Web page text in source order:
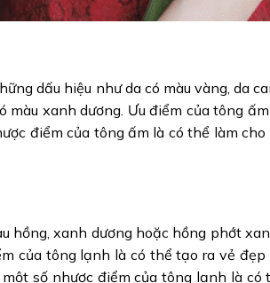
dấu hiệu như da có màu vàng, da
xanh dương. Ưu điểm của tông
điểm của tông ấm là có thể làm
hồng, xanh dương hoặc hồng phớt
của tông lạnh là có thể tạo ra vẻ
số nhược điểm của tông lạnh là